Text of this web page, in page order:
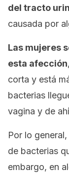
del tracto
causada por
Las mujeres
esta afección
corta y está
bacterias
vagina y de
Por lo
de bacterias
embargo, en